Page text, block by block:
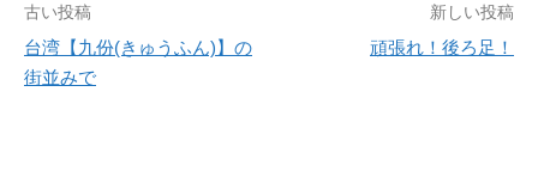
投
稿
古い投稿
台湾【九份(きゅうふん)】の
街並みで
新しい投稿
頑張れ！後ろ足！